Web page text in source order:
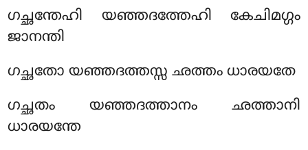
ഗച്ഛന്തേഹി യഞ്ഞദത്തേഹി കേചിമഗ്ഗം
ജാനന്തി
ഗച്ഛതോ യഞ്ഞദത്തസ്സ ഛത്തം ധാരയതേ
ഗച്ഛതം യഞ്ഞദത്താനം ഛത്താനി
ധാരയന്തേ